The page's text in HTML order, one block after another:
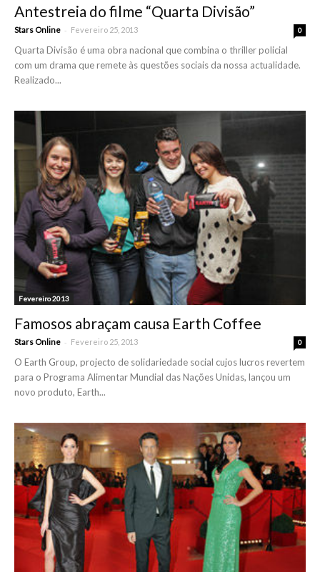
Antestreia do filme “Quarta Divisão”
Stars Online - Fevereiro 25, 2013 0
Quarta Divisão é uma obra nacional que combina o thriller policial
com um drama que remete às questões sociais da nossa actualidade.
Realizado...
Fevereiro 2013
Famosos abraçam causa Earth Coffee
Stars Online - Fevereiro 25, 2013 0
O Earth Group, projecto de solidariedade social cujos lucros revertem
para o Programa Alimentar Mundial das Nações Unidas, lançou um
novo produto, Earth...